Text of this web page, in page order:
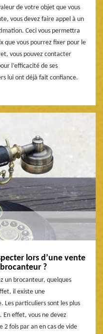
de votre objet que vous
vous devez faire appel à un
Ceci vous permettra
que vous pourrez fixer pour le
vous pouvez contacter
l’efficacité de ses
lui ont déjà fait confiance.
lors d’une vente
?
un brocanteur, quelques
il existe une
particuliers sont les plus
effet, vous ne devez
2 fois par an en cas de vide